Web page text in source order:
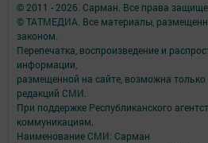
© 2011 - 2026. Сарман. Все права
© ТАТМЕДИА. Все материалы,
законом.
Перепечатка, воспроизведение и
информации,
размещенной на сайте, возможна только
редакций СМИ.
При поддержке Республиканского
коммуникациям.
Наименование СМИ: Сарман